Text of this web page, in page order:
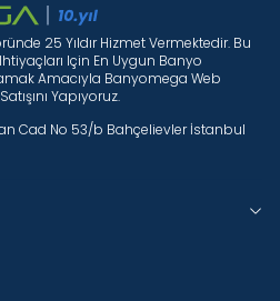
25 Yıldır Hizmet Vermektedir. Bu
Için En Uygun Banyo
Amacıyla Banyomega Web
Yapıyoruz.
Cad No 53/b Bahçelievler İstanbul